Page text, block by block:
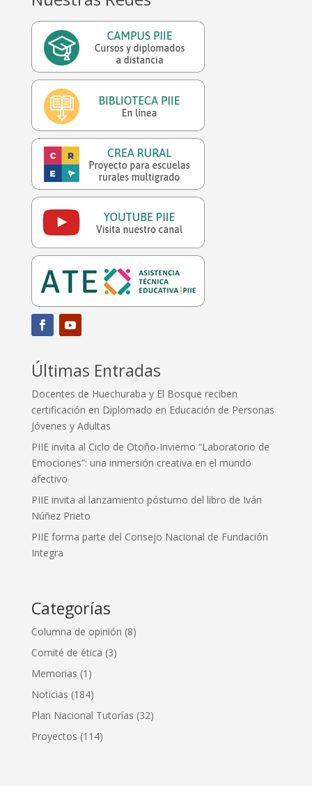
Últimas Entradas
Docentes de Huechuraba y El Bosque reciben
certificación en Diplomado en Educación de Personas
Jóvenes y Adultas
PIIE invita al Ciclo de Otoño-Invierno “Laboratorio de
Emociones”: una inmersión creativa en el mundo
afectivo
PIIE invita al lanzamiento póstumo del libro de Iván
Núñez Prieto
PIIE forma parte del Consejo Nacional de Fundación
Integra
Categorías
Columna de opinión (8)
Comité de ética (3)
Memorias (1)
Noticias (184)
Plan Nacional Tutorías (32)
Proyectos (114)